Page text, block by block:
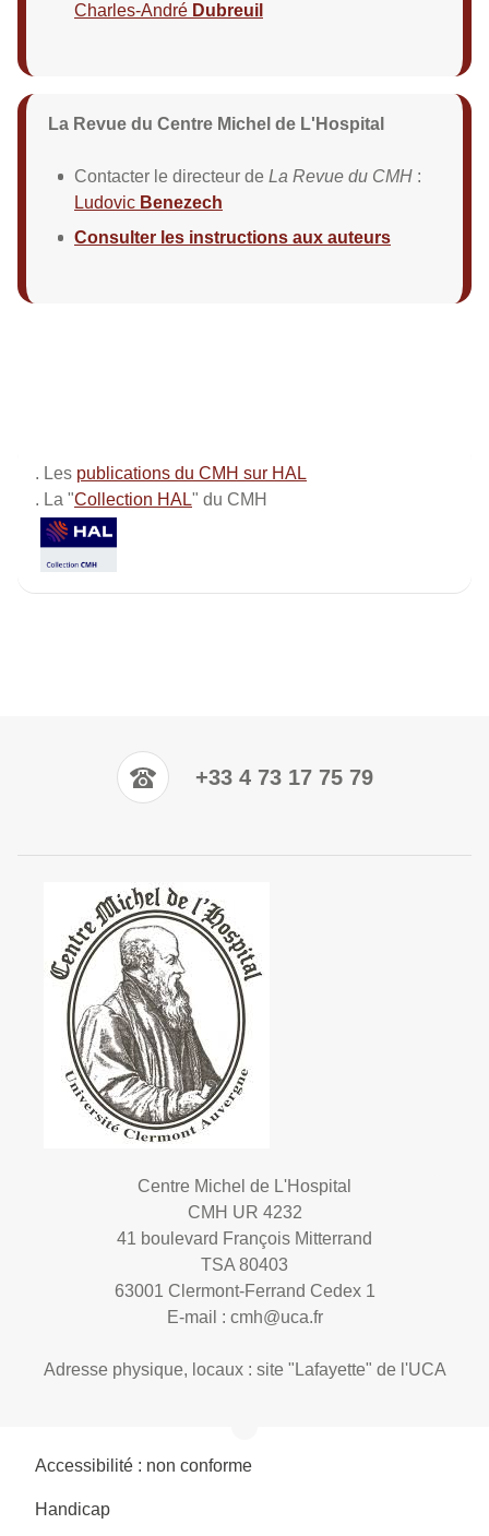
Charles-André Dubreuil
La Revue du Centre Michel de L'Hospital
Contacter le directeur de La Revue du CMH :
Ludovic Benezech
Consulter les instructions aux auteurs
. Les publications du CMH sur HAL
. La "Collection HAL" du CMH
+33 4 73 17 75 79
Centre Michel de L'Hospital
CMH UR 4232
41 boulevard François Mitterrand
TSA 80403
63001 Clermont-Ferrand Cedex 1
E-mail : cmh@uca.fr
Adresse physique, locaux : site "Lafayette" de l'UCA
Accessibilité : non conforme
Handicap